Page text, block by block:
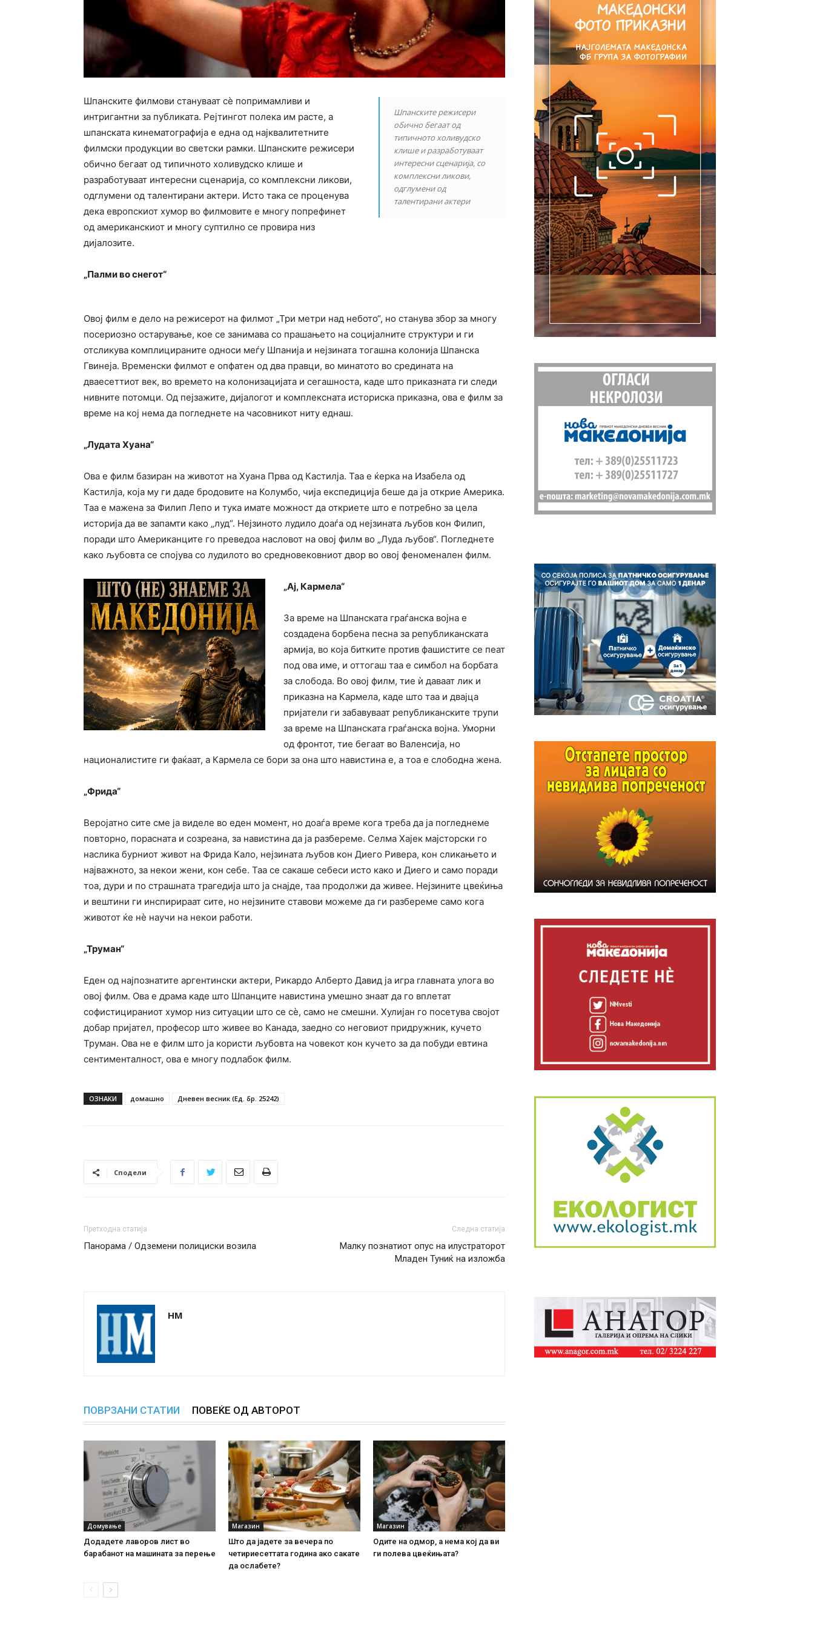
Шпанските режисери
обично бегаат од
типичното холивудско
клише и разработуваат
интересни сценарија, со
комплексни ликови,
одглумени од
талентирани актери
Шпанските филмови стануваат сѐ попримамливи и
интригантни за публиката. Рејтингот полека им расте, а
шпанската кинематографија е една од најквалитетните
филмски продукции во светски рамки. Шпанските режисери
обично бегаат од типичното холивудско клише и
разработуваат интересни сценарија, со комплексни ликови,
одглумени од талентирани актери. Исто така се проценува
дека европскиот хумор во филмовите е многу попрефинет
од американскиот и многу суптилно се провира низ
дијалозите.
„Палми во снегот“
Овој филм е дело на режисерот на филмот „Три метри над небото“, но станува збор за многу
посериозно остарување, кое се занимава со прашањето на социјалните структури и ги
отсликува комплицираните односи меѓу Шпанија и нејзината тогашна колонија Шпанска
Гвинеја. Временски филмот е опфатен од два правци, во минатото во средината на
дваесеттиот век, во времето на колонизацијата и сегашноста, каде што приказната ги следи
нивните потомци. Од пејзажите, дијалогот и комплексната историска приказна, ова е филм за
време на кој нема да погледнете на часовникот ниту еднаш.
„Лудата Хуана“
Ова е филм базиран на животот на Хуана Прва од Кастилја. Таа е ќерка на Изабела од
Кастилја, која му ги даде бродовите на Колумбо, чија експедиција беше да ја открие Америка.
Таа е мажена за Филип Лепо и тука имате можност да откриете што е потребно за цела
историја да ве запамти како „луд“. Нејзиното лудило доаѓа од нејзината љубов кон Филип,
поради што Американците го преведоа насловот на овој филм во „Луда љубов“. Погледнете
како љубовта се спојува со лудилото во средновековниот двор во овој феноменален филм.
„Ај, Кармела“
За време на Шпанската граѓанска војна е
создадена борбена песна за републиканската
армија, во која битките против фашистите се пеат
под ова име, и оттогаш таа е симбол на борбата
за слобода. Во овој филм, тие ѝ даваат лик и
приказна на Кармела, каде што таа и двајца
пријатели ги забавуваат републиканските трупи
за време на Шпанската граѓанска војна. Уморни
од фронтот, тие бегаат во Валенсија, но
националистите ги фаќаат, а Кармела се бори за она што навистина е, а тоа е слободна жена.
„Фрида“
Веројатно сите сме ја виделе во еден момент, но доаѓа време кога треба да ја погледнеме
повторно, порасната и созреана, за навистина да ја разбереме. Селма Хајек мајсторски го
наслика бурниот живот на Фрида Кало, нејзината љубов кон Диего Ривера, кон сликањето и
најважното, за некои жени, кон себе. Таа се сакаше себеси исто како и Диего и само поради
тоа, дури и по страшната трагедија што ја снајде, таа продолжи да живее. Нејзините цвеќиња
и вештини ги инспирираат сите, но нејзините ставови можеме да ги разбереме само кога
животот ќе нè научи на некои работи.
„Труман“
Еден од најпознатите аргентински актери, Рикардо Алберто Давид ја игра главната улога во
овој филм. Ова е драма каде што Шпанците навистина умешно знаат да го вплетат
софистицираниот хумор низ ситуации што се сѐ, само не смешни. Хулијан го посетува својот
добар пријател, професор што живее во Канада, заедно со неговиот придружник, кучето
Труман. Ова не е филм што ја користи љубовта на човекот кон кучето за да побуди евтина
сентименталност, ова е многу подлабок филм.
ОЗНАКИ домашно Дневен весник (Ед. бр. 25242)
Сподели
Претходна статија
Панорама / Одземени полициски возила
Следна статија
Малку познатиот опус на илустраторот
Младен Туниќ на изложба
НМ
ПОВРЗАНИ СТАТИИ ПОВЕЌЕ ОД АВТОРОТ
Домување
Додадете лаворов лист во
барабанот на машината за перење
Магазин
Што да јадете за вечера по
четириесеттата година ако сакате
да ослабете?
Магазин
Одите на одмор, а нема кој да ви
ги полева цвеќињата?